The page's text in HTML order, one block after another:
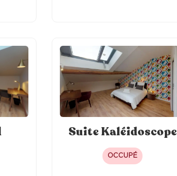
Suite Kaléidoscope
OCCUPÉ